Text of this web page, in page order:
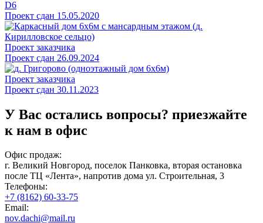
D6
Проект сдан 15.05.2020
Проект заказчика
Проект сдан 26.09.2024
Проект заказчика
Проект сдан 30.11.2023
У Вас остались вопросы? приезжайте
к нам в офис
Офис продаж:
г. Великий Новгород, поселок Панковка, вторая остановка
после ТЦ «Лента», напротив дома ул. Строительная, 3
Телефоны:
+7 (8162) 60-33-75
Email:
nov.dachi@mail.ru